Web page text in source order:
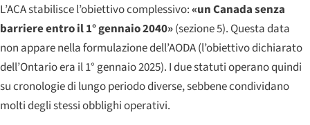
L’ACA stabilisce l’obiettivo complessivo:«un Canada senza
barriere entro il 1° gennaio 2040»(sezione 5). Questa data
non appare nella formulazione dell’AODA (l’obiettivo dichiarato
dell’Ontario era il 1° gennaio 2025). I due statuti operano quindi
su cronologie di lungo periodo diverse, sebbene condividano
molti degli stessi obblighi operativi.